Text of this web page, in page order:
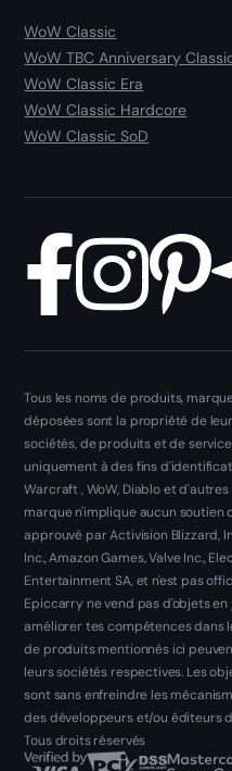
WoW Classic
WoW TBC Anniversary
WoW Classic Era
WoW Classic Hardcore
WoW Classic SoD
Tous les noms de produits,
déposées sont la propriété de
sociétés, de produits et de
uniquement à des fins
Warcraft , WoW, Diablo et
marque n'implique aucun soutien
approuvé par Activision Blizzard,
Inc., Amazon Games, Valve Inc.,
Entertainment SA, et n'est pas
Epiccarry ne vend pas d'objets
améliorer tes compétences dans
de produits mentionnés ici
leurs sociétés respectives. Les
sont sans enfreindre les
des développeurs et/ou éditeurs
Tous droits réservés